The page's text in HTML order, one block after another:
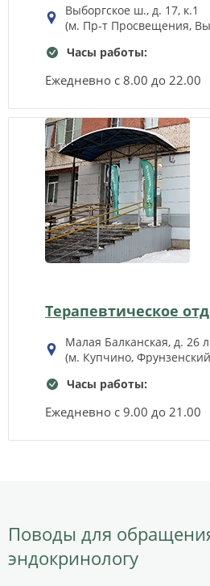
Выборгское ш., д. 17, к.1
(м. Пр-т Просвещения,
Часы работы:
Ежедневно с 8.00 до 22.00
Терапевтическое
Малая Балканская, д. 26
(м. Купчино,
Часы работы:
Ежедневно с 9.00 до 21.00
Поводы для
эндокринологу